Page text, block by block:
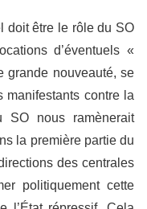
doit être le rôle du SO
d’éventuels «
grande nouveauté, se
manifestants contre la
SO nous ramènerait
la première partie du
des centrales
politiquement cette